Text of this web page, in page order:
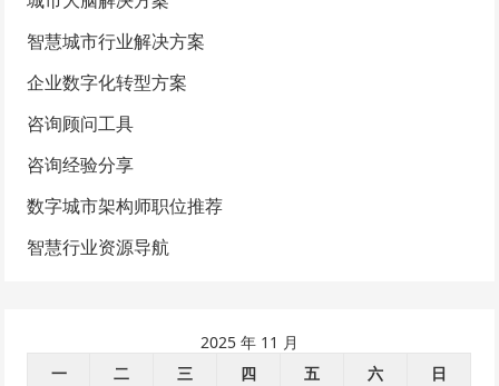
智慧城市行业解决方案
企业数字化转型方案
咨询顾问工具
咨询经验分享
数字城市架构师职位推荐
智慧行业资源导航
2025 年 11 月
一
二 三 四 五 六
日